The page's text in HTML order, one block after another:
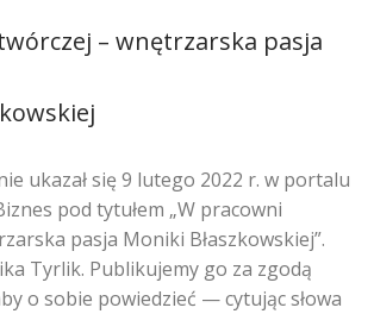
– wnętrzarska pasja
ukazał się 9 lutego 2022 r. w portalu
pod tytułem „W pracowni
pasja Moniki Błaszkowskiej”.
Tyrlik. Publikujemy go za zgodą
o sobie powiedzieć — cytując słowa